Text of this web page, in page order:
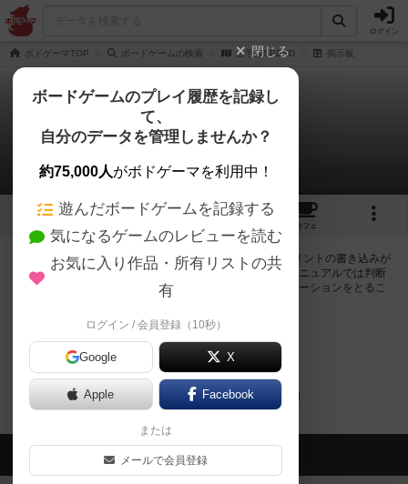
ログイン
ボドゲーマTOP ボードゲームの検索 山手線SPEED 掲示板
山手線SPEED
0件の掲示板
3 2
カフェ
ログインすると山手線SPEEDに関する掲示板の作成やコメントの書き込みが
出来るようになります。ルールの疑問やエラッタ情報、マニュアルでは判断
し辛い曖昧な表記等について会員同士で自由にコミュニケーションをとるこ
ログイン/無料会員登録
山手線SPEEDのトップに戻る
会員の新しい投稿
閉じる
ボードゲームのプレイ履歴を記録し
て、
自分のデータを管理しませんか？
約75,000人がボドゲーマを利用中！
遊んだボードゲームを記録する
気になるゲームのレビューを読む
お気に入り作品・所有リストの共
有
ログイン / 会員登録（10秒）
Google X
Apple Facebook
または
メールで会員登録